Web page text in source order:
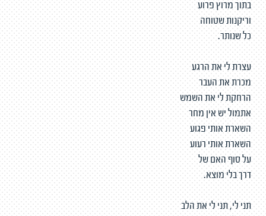
בתוך מרוץ פרוע
וריקנות שטוחה
כל שנותר.
עצרת לי את הרגע
מכרת את העבר
הרחקת לי את השמש
אתמול יש אין מחר
השארת אותי פגוע
השארת אותי רעוע
על סוף האם של
דרך בלי מוצא.
תני לי, תני לי את הלב